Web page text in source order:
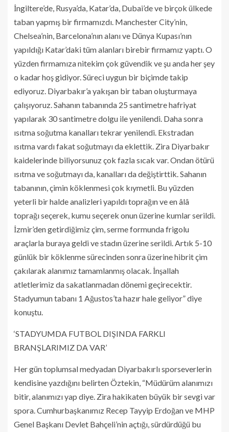
İngiltere’de, Rusya’da, Katar’da, Dubai’de ve birçok ülkede
taban yapmış bir firmamızdı. Manchester City’nin,
Chelsea’nin, Barcelona’nın alanı ve Dünya Kupası’nın
yapıldığı Katar’daki tüm alanları birebir firmamız yaptı. O
yüzden firmamıza nitekim çok güvendik ve şu anda her şey
o kadar hoş gidiyor. Süreci uygun bir biçimde takip
ediyoruz. Diyarbakır’a yakışan bir taban oluşturmaya
çalışıyoruz. Sahanın tabanında 25 santimetre hafriyat
yapılarak 30 santimetre dolgu ile yenilendi. Daha sonra
ısıtma soğutma kanalları tekrar yenilendi. Ekstradan
ısıtma vardı fakat soğutmayı da eklettik. Zira Diyarbakır
kaidelerinde biliyorsunuz çok fazla sıcak var. Ondan ötürü
ısıtma ve soğutmayı da, kanalları da değiştirttik. Sahanın
tabanının, çimin köklenmesi çok kıymetli. Bu yüzden
yeterli bir halde analizleri yapıldı toprağın ve en âlâ
toprağı seçerek, kumu seçerek onun üzerine kumlar serildi.
İzmir’den getirdiğimiz çim, serme formunda frigolu
araçlarla buraya geldi ve stadın üzerine serildi. Artık 5-10
günlük bir köklenme sürecinden sonra üzerine hibrit çim
çakılarak alanımız tamamlanmış olacak. İnşallah
atletlerimiz da sakatlanmadan dönemi geçirecektir.
Stadyumun tabanı 1 Ağustos’ta hazır hale geliyor” diye
konuştu.
‘STADYUMDA FUTBOL DIŞINDA FARKLI
BRANŞLARIMIZ DA VAR’
Her gün toplumsal medyadan Diyarbakırlı sporseverlerin
kendisine yazdığını belirten Öztekin, “Müdürüm alanımızı
bitir, alanımızı yap diye. Zira hakikaten büyük bir sevgi var
spora. Cumhurbaşkanımız Recep Tayyip Erdoğan ve MHP
Genel Başkanı Devlet Bahçeli’nin açtığı, sürdürdüğü bu